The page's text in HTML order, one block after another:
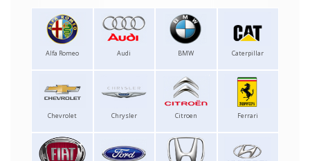
Alfa Romeo Audi BMW Caterpillar
Chevrolet Chrysler Citroen Ferrari